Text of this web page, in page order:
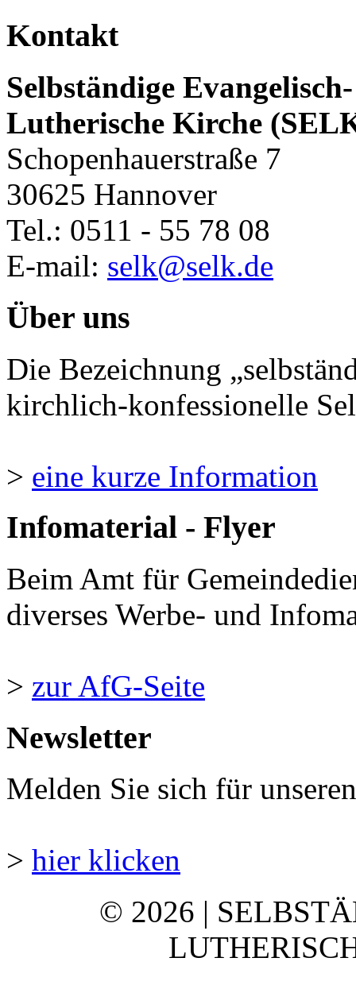
Kontakt
Selbständige Evangelisch-
Lutherische Kirche
Schopenhauerstraße 7
30625 Hannover
Tel.: 0511 - 55 78 08
E-mail: selk@selk.de
Über uns
Die Bezeichnung
kirchlich-konfessionelle
> eine kurze Information
Infomaterial - Flyer
Beim Amt für
diverses Werbe- und
> zur AfG-Seite
Newsletter
Melden Sie sich für
> hier klicken
© 2026 |